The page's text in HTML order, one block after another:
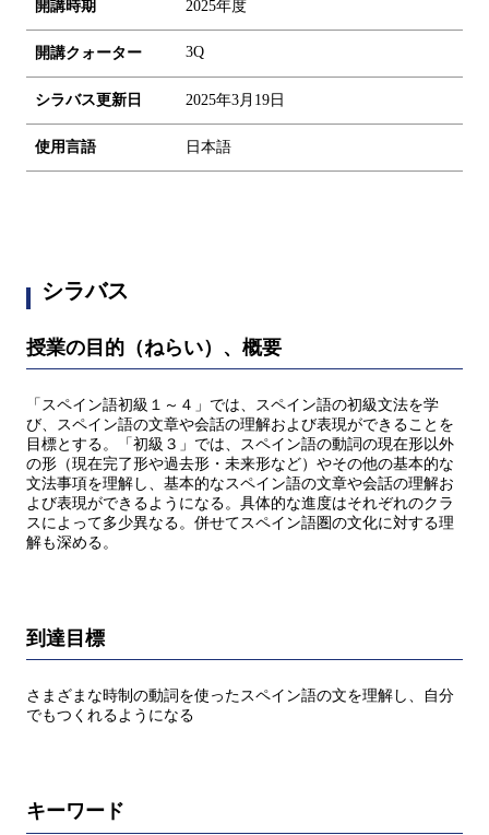
開講時期 2025年度
開講クォーター 3Q
シラバス更新日 2025年3月19日
使用言語 日本語
シラバス
授業の目的（ねらい）、概要
「スペイン語初級１～４」では、スペイン語の初級文法を学
び、スペイン語の文章や会話の理解および表現ができることを
目標とする。「初級３」では、スペイン語の動詞の現在形以外
の形（現在完了形や過去形・未来形など）やその他の基本的な
文法事項を理解し、基本的なスペイン語の文章や会話の理解お
よび表現ができるようになる。具体的な進度はそれぞれのクラ
スによって多少異なる。併せてスペイン語圏の文化に対する理
解も深める。
到達目標
さまざまな時制の動詞を使ったスペイン語の文を理解し、自分
でもつくれるようになる
キーワード